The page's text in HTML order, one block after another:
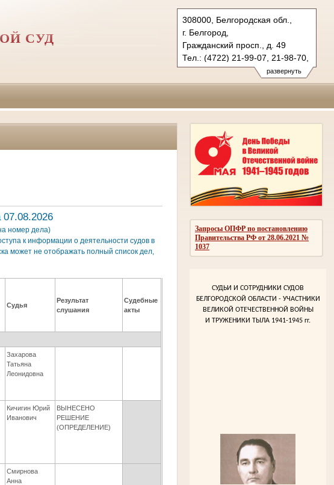
развернуть
308000, Белгородская обл.,
г. Белгород,
Гражданский просп., д. 49
Тел.: (4722) 21-99-07, 21-98-70,
21-98-76
oblsud.blg@sudrf.ru
СУД
Запросы ОПФР по постановлению
Правительства РФ от 28.06.2021 №
1037
СУДЬИ И СОТРУДНИКИ СУДОВ
БЕЛГОРОДСКОЙ ОБЛАСТИ - УЧАСТНИКИ
ВЕЛИКОЙ ОТЕЧЕСТВЕННОЙ ВОЙНЫ
И ТРУЖЕНИКИ ТЫЛА 1941-1945 гг.
номер дела)
к информации о деятельности судов в
может не отображать полный список дел,
Судья
Результат
слушания
Судебные
акты
Захарова
Татьяна
Леонидовна
Кичигин Юрий
Иванович
ВЫНЕСЕНО
РЕШЕНИЕ
(ОПРЕДЕЛЕНИЕ)
Смирнова
Анна